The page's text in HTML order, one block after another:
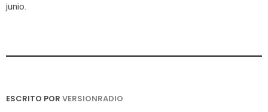
junio.
ESCRITO POR VERSIONRADIO